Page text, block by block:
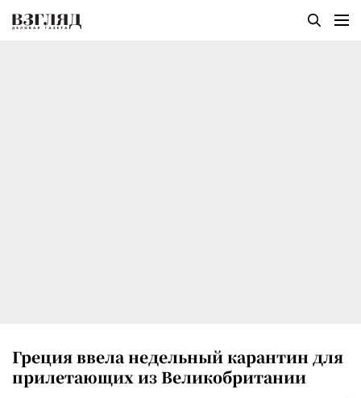
Греция ввела недельный карантин для
прилетающих из Великобритании